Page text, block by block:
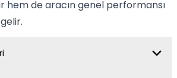
hem de aracın genel performansı